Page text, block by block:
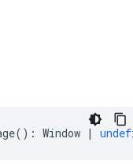
() : Window |